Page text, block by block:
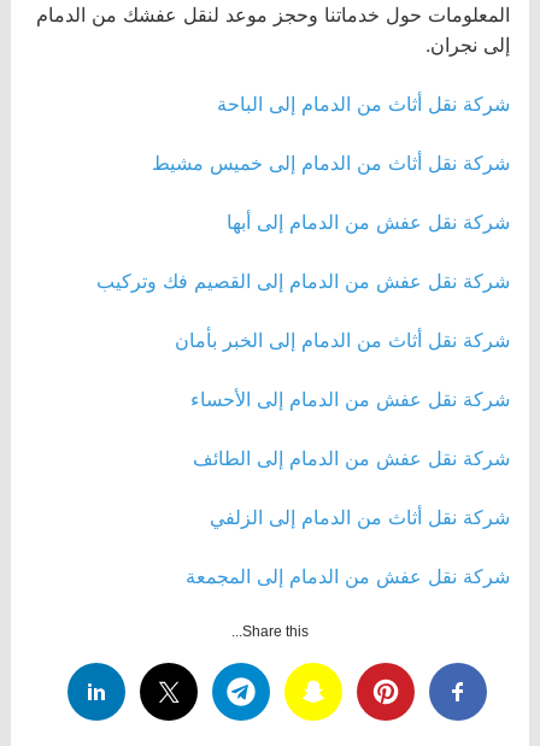
المعلومات حول خدماتنا وحجز موعد لنقل عفشك من الدمام
إلى نجران.
شركة نقل أثاث من الدمام إلى الباحة
شركة نقل أثاث من الدمام إلى خميس مشيط
شركة نقل عفش من الدمام إلى أبها
شركة نقل عفش من الدمام إلى القصيم فك وتركيب
شركة نقل أثاث من الدمام إلى الخبر بأمان
شركة نقل عفش من الدمام إلى الأحساء
شركة نقل عفش من الدمام إلى الطائف
شركة نقل أثاث من الدمام إلى الزلفي
شركة نقل عفش من الدمام إلى المجمعة
Share this...